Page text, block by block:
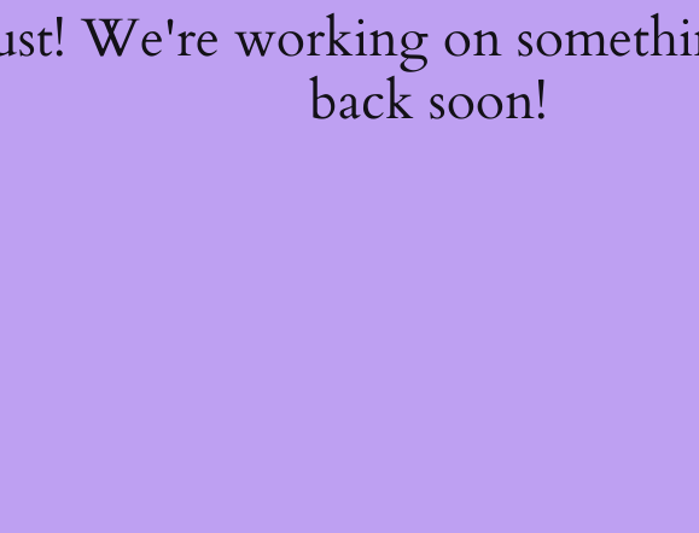
We're working on
back soon!